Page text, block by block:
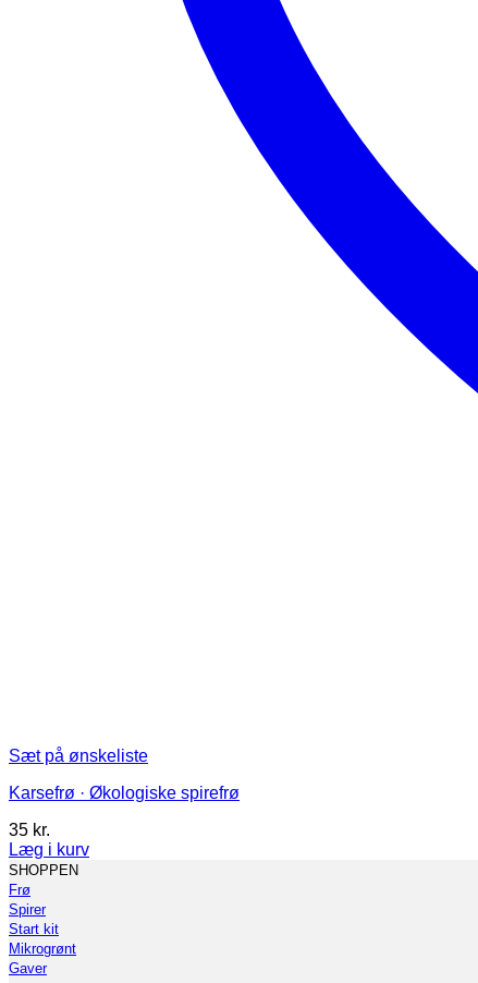
Sæt på ønskeliste
Karsefrø · Økologiske spirefrø
35 kr.
Læg i kurv
Dette
vare
har
flere
varianter.
Mulighederne
SHOPPEN
Frø
Spirer
Start kit
Mikrogrønt
Gaver